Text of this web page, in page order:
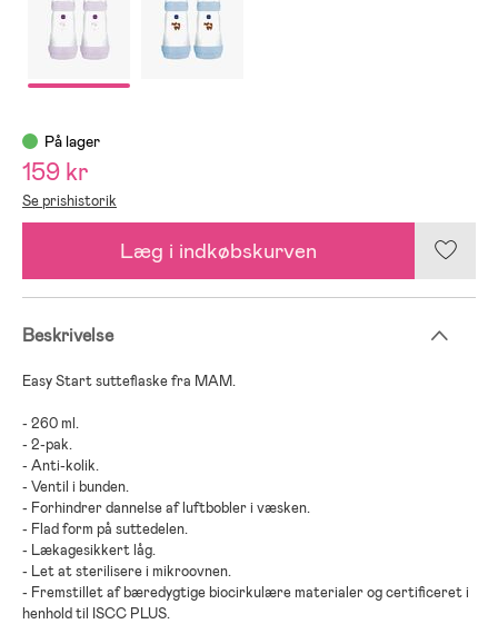
På lager
159 kr
Se prishistorik
Læg i indkøbskurven
Beskrivelse
Easy Start sutteflaske fra MAM.
- 260 ml.
- 2-pak.
- Anti-kolik.
- Ventil i bunden.
- Forhindrer dannelse af luftbobler i væsken.
- Flad form på suttedelen.
- Lækagesikkert låg.
- Let at sterilisere i mikroovnen.
- Fremstillet af bæredygtige biocirkulære materialer og certificeret i
henhold til ISCC PLUS.